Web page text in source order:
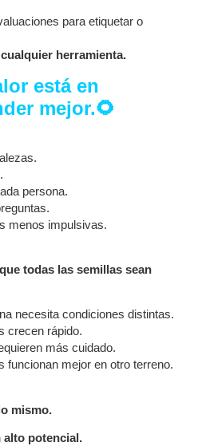
para etiquetar o
herramienta.
está en
mejor.🌻
persona.
menos impulsivas.
todas las semillas sean
necesita condiciones distintas.
crecen rápido.
más cuidado.
funcionan mejor en otro terreno.
mismo.
alto potencial.